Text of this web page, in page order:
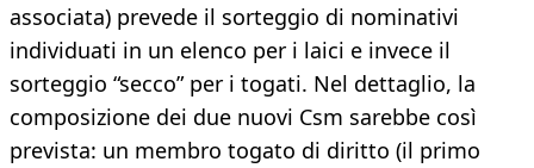
associata) prevede il sorteggio di nominativi
individuati in un elenco per i laici e invece il
sorteggio “secco” per i togati. Nel dettaglio, la
composizione dei due nuovi Csm sarebbe così
prevista: un membro togato di diritto (il primo